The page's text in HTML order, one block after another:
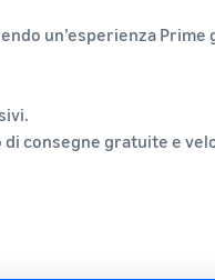
un’esperienza
consegne gratuite e